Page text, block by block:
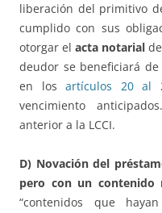
liberación del primitivo
cumplido con sus
otorgar el acta notarial
deudor se beneficiará
en los artículos 20 al
vencimiento
anterior a la LCCI.
D) Novación del
pero con un contenido
“contenidos que